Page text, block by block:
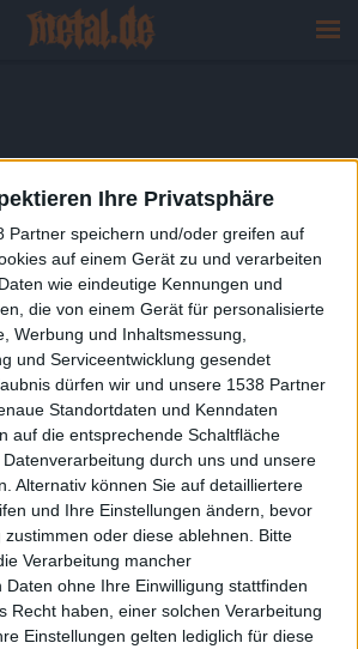
Ihre Privatsphäre
Partner speichern und/oder greifen auf
auf einem Gerät zu und verarbeiten
wie eindeutige Kennungen und
die von einem Gerät für personalisierte
Werbung und Inhaltsmessung,
und Serviceentwicklung gesendet
dürfen wir und unsere 1538 Partner
Standortdaten und Kenndaten
auf die entsprechende Schaltfläche
durch uns und unsere
Alternativ können Sie auf detailliertere
und Ihre Einstellungen ändern, bevor
oder diese ablehnen.
Bitte
Verarbeitung mancher
Daten ohne Ihre Einwilligung stattfinden
Recht haben, einer solchen Verarbeitung
Einstellungen gelten lediglich für diese